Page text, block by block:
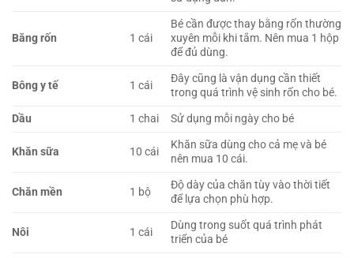
Băng rốn 1 cái
Bé cần được thay bằng rốn thường
xuyên mỗi khi tắm. Nên mua 1 hộp
để đủ dùng.
Bông y tế 1 cái
Đây cũng là vận dụng cần thiết
trong quá trình vệ sinh rốn cho bé.
Dầu
1 chai Sử dụng mỗi ngày cho bé
Khăn sữa 10 cái
Khăn sữa dùng cho cả mẹ và bé
nên mua 10 cái.
Chăn mền 1 bộ
Độ dày của chăn tùy vào thời tiết
để lựa chọn phù hợp.
Nôi 1 cái
Dùng trong suốt quá trình phát
triển của bé